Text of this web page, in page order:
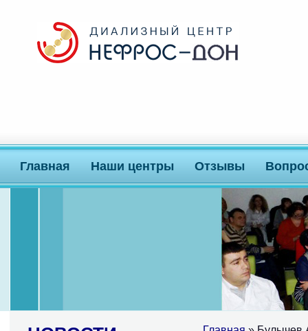
Главная Наши центры Отзывы